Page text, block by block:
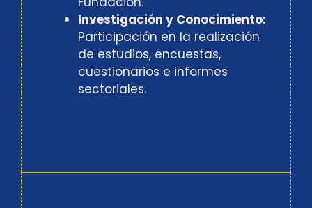
Investigación y Conocimiento:
Participación en la realización
de estudios, encuestas,
cuestionarios e informes
sectoriales.